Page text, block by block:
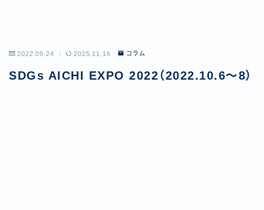
2022.09.24 2025.11.16 コラム
SDGs AICHI EXPO 2022（2022.10.6〜8）